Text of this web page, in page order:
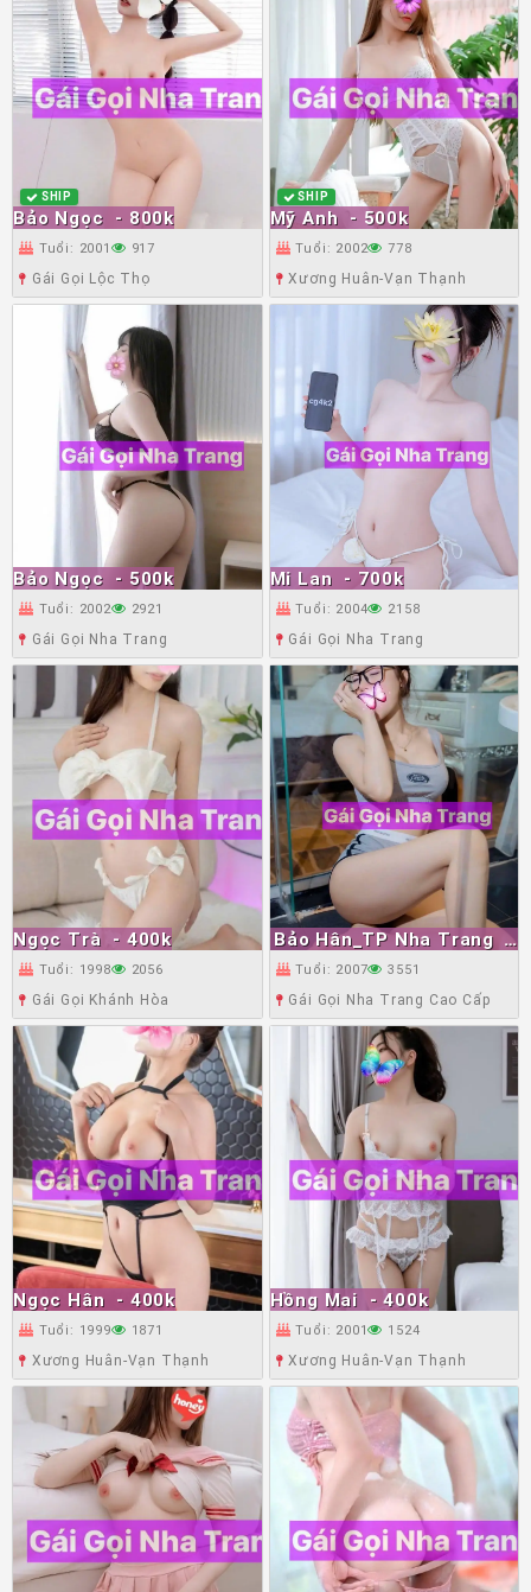
Bảo Ngọc - 800k
SHIP
Tuổi: 2001 917
Gái Gọi Lộc Thọ
Mỹ Anh - 500k
SHIP
Tuổi: 2002 778
Xương Huân-Vạn Thạnh
Bảo Ngọc - 500k
Tuổi: 2002 2921
Gái Gọi Nha Trang
Mi Lan - 700k
Tuổi: 2004 2158
Gái Gọi Nha Trang
Ngọc Trà - 400k
Tuổi: 1998 2056
Gái Gọi Khánh Hòa
Bảo Hân_TP Nha Trang -
1triệu500
Tuổi: 2007 3551
Gái Gọi Nha Trang Cao Cấp
Ngọc Hân - 400k
Tuổi: 1999 1871
Xương Huân-Vạn Thạnh
Hồng Mai - 400k
Tuổi: 2001 1524
Xương Huân-Vạn Thạnh